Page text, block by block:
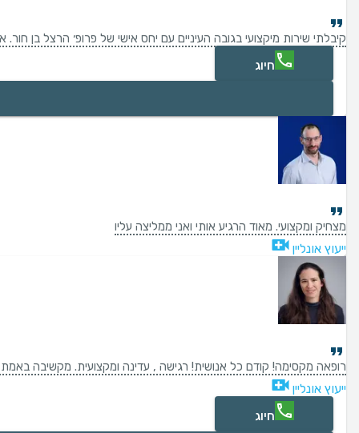
קיבלתי שירות מיקצועי בגובה העיניים עם יחס אישי של פרופ׳ הרצל בן חור.
חיוג
מצחיק ומקצועי. מאוד הרגיע אותי ואני ממליצה עליו
ייעוץ אונליין
רופאה מקסימה! קודם כל אנושית! רגישה , עדינה ומקצועית. מקשיבה באמת
ייעוץ אונליין
חיוג